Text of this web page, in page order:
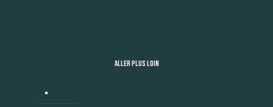
ALLER PLUS LOIN